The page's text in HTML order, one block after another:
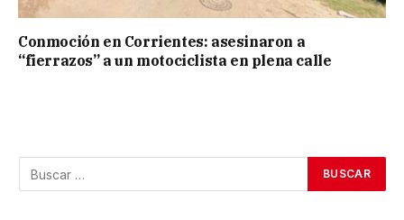
Conmoción en Corrientes: asesinaron a
“fierrazos” a un motociclista en plena calle